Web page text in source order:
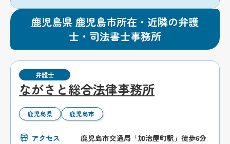
鹿児島県 鹿児島市所在・近隣の弁護
士・司法書士事務所
弁護士
ながさと総合法律事務所
鹿児島県 鹿児島市
アクセス 鹿児島市交通局「加治屋町駅」徒歩6分